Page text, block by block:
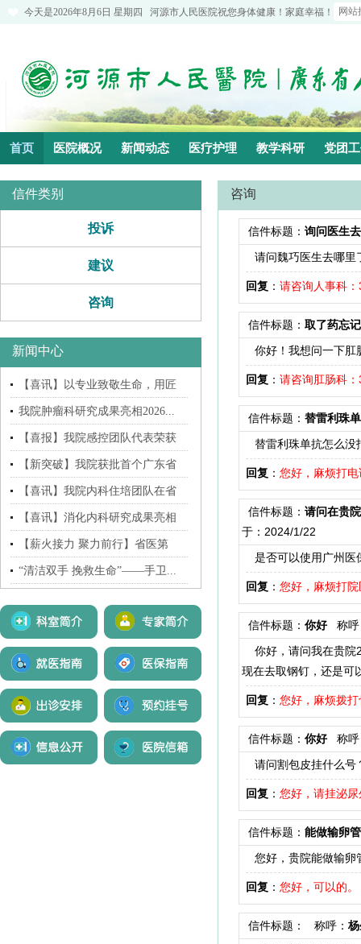
今天是2026年8月6日 星期四 河源市人民医院祝您身体健康！家庭幸福！
首页 医院概况 新闻动态 医疗护理 教学科研 党团
信件类别
投诉
建议
咨询
新闻中心
【喜讯】以专业致敬生命，用匠
心...
我院肿瘤科研究成果亮相2026...
【喜报】我院感控团队代表荣获
广...
【新突破】我院获批首个广东省
自...
【喜讯】我院内科住培团队在省
医...
【喜讯】消化内科研究成果亮相
2...
【薪火接力 聚力前行】省医第
七...
“清洁双手 挽救生命”——手卫...
咨询
信件标题： 询问医生
请问魏巧医生去哪里
回复 ： 请咨询人事科
信件标题： 取了药忘
你好！我想问一下肛
回复 ： 请咨询肛肠科
信件标题： 替雷利珠
替雷利珠单抗怎么没
回复 ： 您好，麻烦打
信件标题： 请问在贵
于：2024/1/22
是否可以使用广州医
回复 ： 您好，麻烦打
信件标题： 你好称呼
你好，请问我在贵院
现在去取钢钉，还是可
回复 ： 您好，麻烦拨
信件标题： 你好称呼
请问割包皮挂什么号
回复 ： 您好，请挂泌
信件标题： 能做输卵
您好，贵院能做输卵
回复 ： 您好，可以的。
信件标题： 称呼：